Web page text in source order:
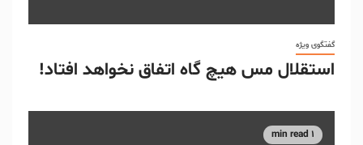
گفتگوی ویژه
استقلال مس هیچ گاه اتفاق نخواهد افتاد!
1 min read